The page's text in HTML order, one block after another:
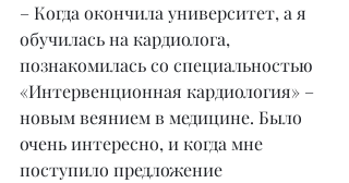
– Когда окончила университет, а я
обучилась на кардиолога,
познакомилась со специальностью
«Интервенционная кардиология» –
новым веянием в медицине. Было
очень интересно, и когда мне
поступило предложение